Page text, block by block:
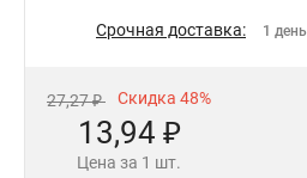
Срочная доставка: 1 день
27,27 ₽ Скидка 48%
13,94 ₽
Цена за 1 шт.